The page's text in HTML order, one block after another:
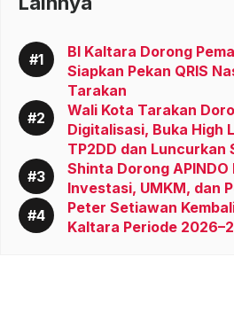
BI Kaltara Dorong
Siapkan Pekan QRIS
Tarakan
Wali Kota Tarakan
Digitalisasi, Buka High
TP2DD dan Luncurkan
Shinta Dorong
Investasi, UMKM, dan
Peter Setiawan
Kaltara Periode